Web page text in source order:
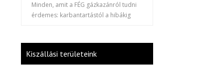
Minden, amit a FÉG gázkazánról tudni
érdemes: karbantartástól a hibákig
Kiszállási területeink